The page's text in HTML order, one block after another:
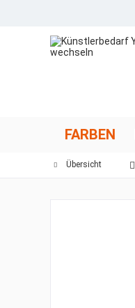
FARBEN
Übersicht